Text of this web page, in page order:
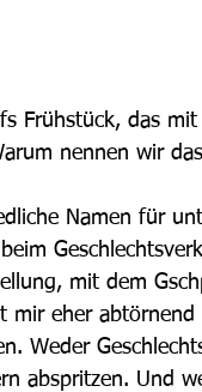
Frühstück, das
nennen wir
Namen für
mit dem
mir eher
Weder
abspritzen. Und